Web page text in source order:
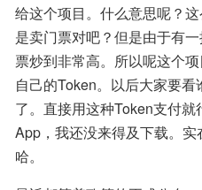
给这个项目。什么意思呢？
是卖门票对吧？但是由于有
票炒到非常高。所以呢这个
自己的Token。以后大家要
了。直接用这种Token支付
App，我还没来得及下载。
哈。